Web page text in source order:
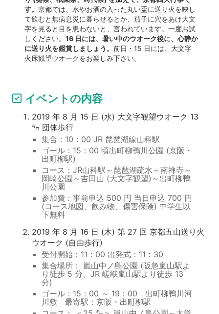
す。 京都では、水やお酒の入った丸い盃に送り火を映し
て飲むと無病息災に暮らせるとか、茄子に穴をあけ大文
字を見ると目を患わないと、言われています。一度お試
しください。 16 日には、暑い中のウオーク後に、心静か
に送り火を鑑賞しましょう。 前日・15 日には、大文字
火床観望ウオークをお楽しみ下さい。
イベントの内容
2019 年 8 月 15 日 (水) 大文字観望ウオーク 13
㌔ 団体歩行
集合：10：00 JR 琵琶湖線山科駅
ゴール：15：00 頃出町柳鴨川公園 (京阪・
出町柳駅)
コース：JR山科駅～琵琶湖疏水～南禅寺～
岡崎公園～吉田山 (大文字観望)～出町柳鴨
川公園
参加費：事前申込 500 円 当日申込 700 円
(コース地図、飲み物、傷害保険) 中学生以
下無料
2019 年 8 月 16 日 (木) 第 27 回 京都五山送り火
ウオーク (自由歩行)
受付開始：11：00 出発式：11：30
集合場所： 嵐山中ノ島公園 (阪急嵐山駅よ
り徒歩 5 分、JR 嵯峨嵐山駅より徒歩 13
分)
ゴール：15：00 ～ 19：00 出町柳鴨川河
川敷 最寄駅：京阪・出町柳駅